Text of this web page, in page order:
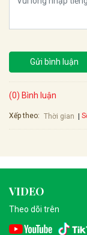
Gửi bình luận
(0) Bình luận
Xếp theo: Thời gian
VIDEO
Theo dõi trên